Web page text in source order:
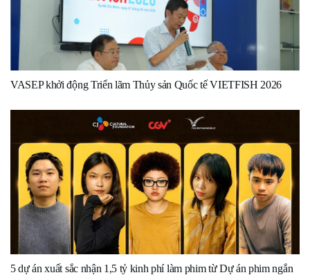
VASEP khởi động Triển lãm Thủy sản Quốc tế VIETFISH 2026
5 dự án xuất sắc nhận 1,5 tỷ kinh phí làm phim từ Dự án phim ngắn